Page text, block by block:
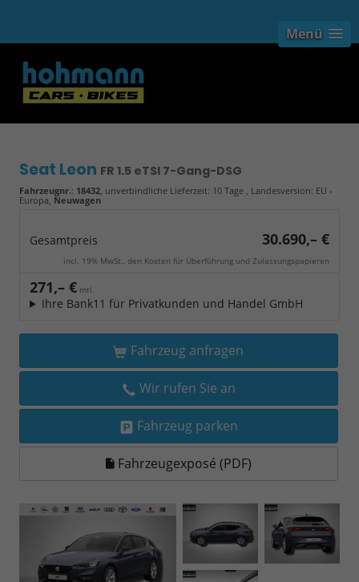
Menü
Seat Leon FR 1.5 eTSI 7-Gang-DSG
Fahrzeugnr.: 18432, unverbindliche Lieferzeit: 10 Tage , Landesversion: EU -
Europa, Neuwagen
Gesamtpreis 30.690,– €
incl. 19% MwSt., den Kosten für Überführung und Zulassungspapieren
271,– € mtl.
Ihre Bank11 für Privatkunden und Handel GmbH
Fahrzeug anfragen
Wir rufen Sie an
Fahrzeug parken
Fahrzeugexposé (PDF)